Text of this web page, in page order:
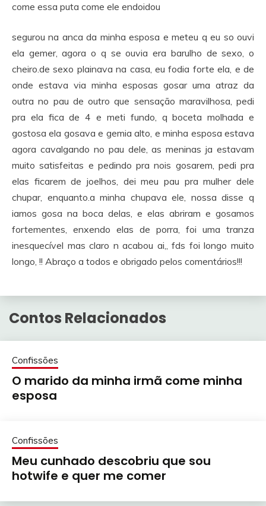
come essa puta come ele endoidou
segurou na anca da minha esposa e meteu q eu so ouvi
ela gemer, agora o q se ouvia era barulho de sexo, o
cheiro.de sexo plainava na casa, eu fodia forte ela, e de
onde estava via minha esposas gosar uma atraz da
outra no pau de outro que sensação maravilhosa, pedi
pra ela fica de 4 e meti fundo, q boceta molhada e
gostosa ela gosava e gemia alto, e minha esposa estava
agora cavalgando no pau dele, as meninas ja estavam
muito satisfeitas e pedindo pra nois gosarem, pedi pra
elas ficarem de joelhos, dei meu pau pra mulher dele
chupar, enquanto.a minha chupava ele, nossa disse q
iamos gosa na boca delas, e elas abriram e gosamos
fortementes, enxendo elas de porra, foi uma tranza
inesquecível mas claro n acabou ai,, fds foi longo muito
longo, !! Abraço a todos e obrigado pelos comentários!!!
Contos Relacionados
Confissões
O marido da minha irmã come minha
esposa
Confissões
Meu cunhado descobriu que sou
hotwife e quer me comer